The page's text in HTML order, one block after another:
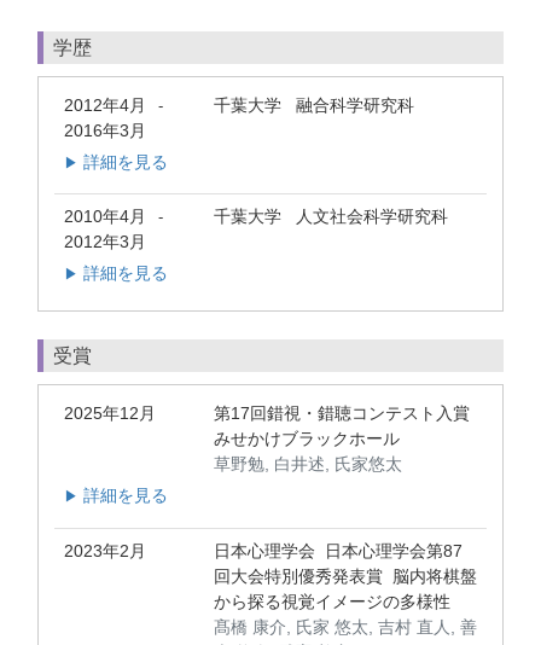
学歴
2012年4月 -
2016年3月
千葉大学 融合科学研究科
▶ 詳細を見る
2010年4月 -
2012年3月
千葉大学 人文社会科学研究科
▶ 詳細を見る
受賞
2025年12月
第17回錯視・錯聴コンテスト入賞
みせかけブラックホール
草野勉, 白井述, 氏家悠太
▶ 詳細を見る
2023年2月
日本心理学会 日本心理学会第87
回大会特別優秀発表賞 脳内将棋盤
から探る視覚イメージの多様性
髙橋 康介, 氏家 悠太, 吉村 直人, 善